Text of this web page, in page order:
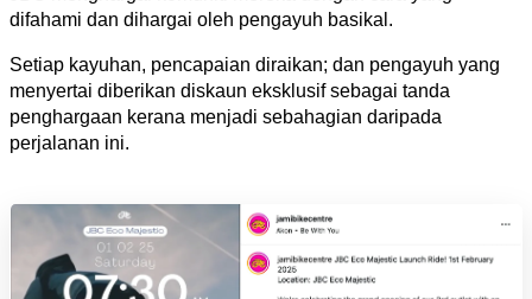
difahami dan dihargai oleh pengayuh basikal.
Setiap kayuhan, pencapaian diraikan; dan pengayuh yang
menyertai diberikan diskaun eksklusif sebagai tanda
penghargaan kerana menjadi sebahagian daripada
perjalanan ini.